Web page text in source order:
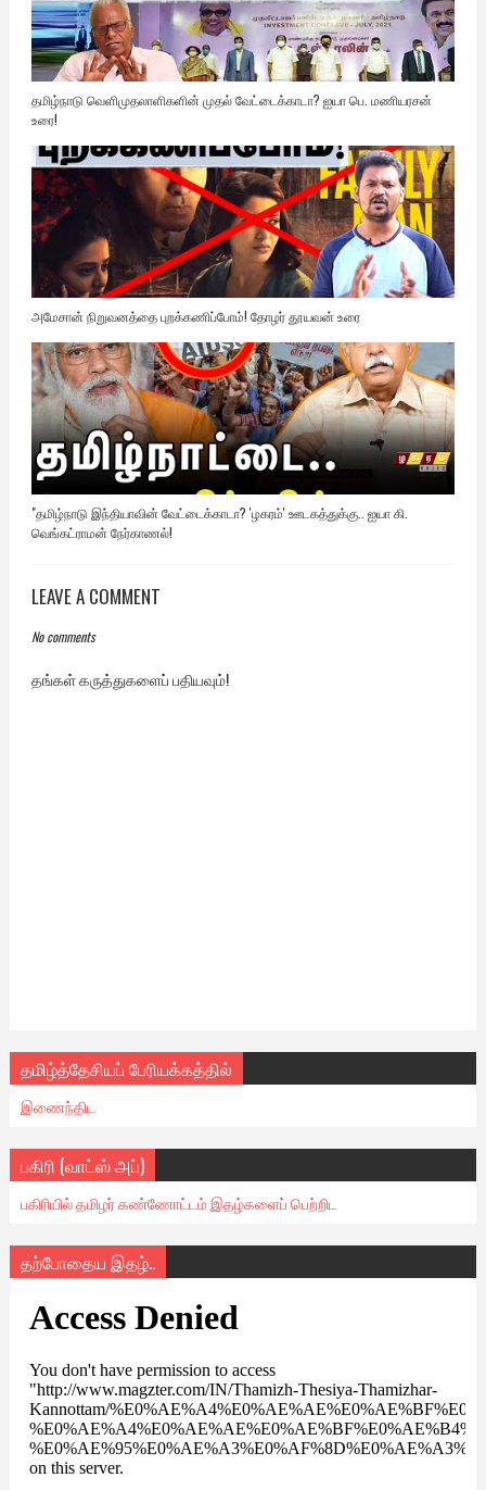
தமிழ்நாடு வெளிமுதலாளிகளின் முதல் வேட்டைக்காடா? ஐயா பெ. மணியரசன்
உரை!
அமேசான் நிறுவனத்தை புறக்கணிப்போம்! தோழர் தூயவன் உரை
"தமிழ்நாடு இந்தியாவின் வேட்டைக்காடா? 'ழகரம்' ஊடகத்துக்கு.. ஐயா கி.
வெங்கட்ராமன் நேர்காணல்!
LEAVE A COMMENT
No comments
தங்கள் கருத்துகளைப் பதியவும்!
தமிழ்த்தேசியப் பேரியக்கத்தில்
இணைந்திட
பகிரி (வாட்ஸ் அப்)
பகிரியில் தமிழர் கண்ணோட்டம் இதழ்களைப் பெற்றிட
தற்போதைய இதழ்..